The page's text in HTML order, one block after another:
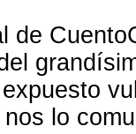
de
nos lo